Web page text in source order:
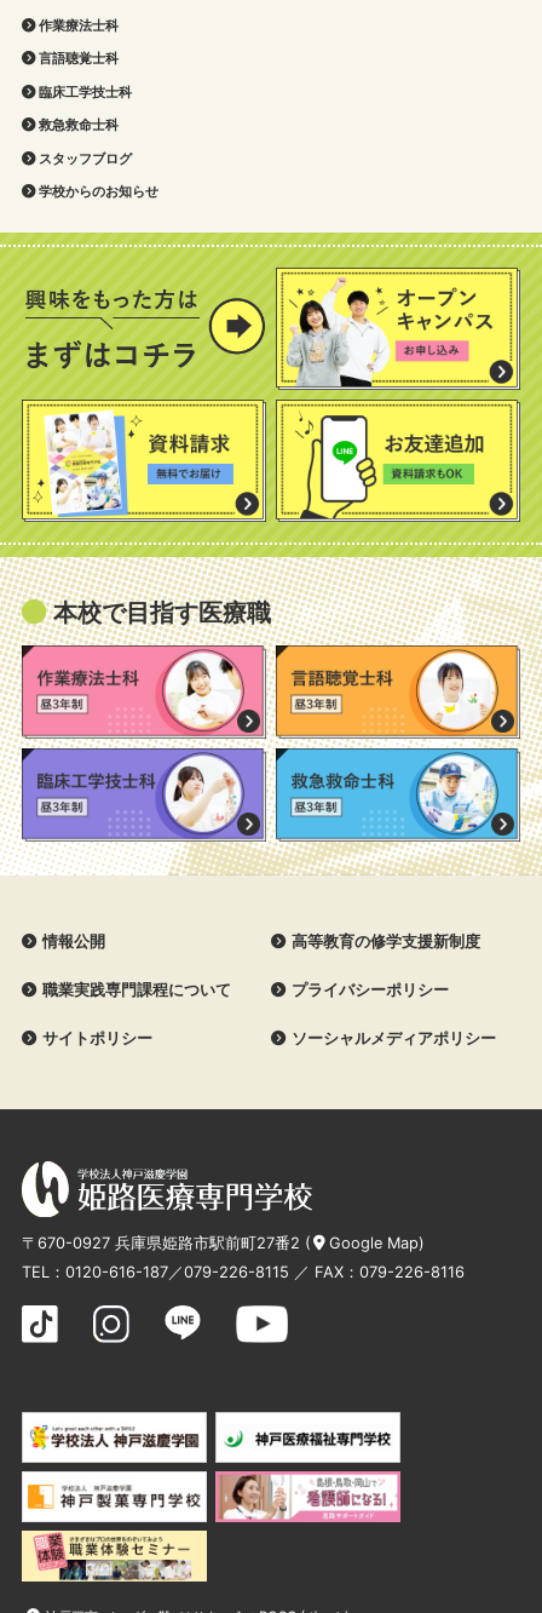
作業療法士科
言語聴覚士科
臨床工学技士科
救急救命士科
スタッフブログ
学校からのお知らせ
本校で目指す医療職
情報公開 高等教育の修学支援新制度
職業実践専門課程について プライバシーポリシー
サイトポリシー ソーシャルメディアポリシー
〒670-0927 兵庫県姫路市駅前町27番2 ( Google Map)
TEL： 0120-616-187／079-226-8115 ／ FAX：079-226-8116